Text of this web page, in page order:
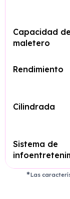
Capacidad
maletero
Rendimiento
Cilindrada
Sistema de
Las